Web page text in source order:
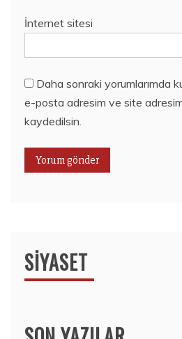
İnternet sitesi
Daha sonraki yorumlarımda
e-posta adresim ve site
kaydedilsin.
SIYASET